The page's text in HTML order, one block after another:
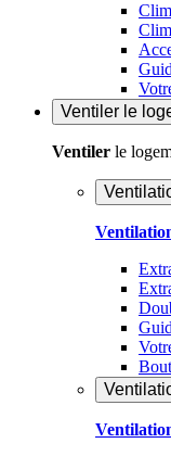
Ventiler le
Ventiler le